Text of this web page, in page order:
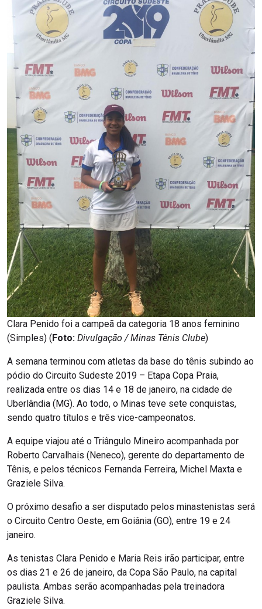
Clara Penido foi a campeã da categoria 18 anos feminino
(Simples) (Foto: Divulgação / Minas Tênis Clube)
A semana terminou com atletas da base do tênis subindo ao
pódio do Circuito Sudeste 2019 – Etapa Copa Praia,
realizada entre os dias 14 e 18 de janeiro, na cidade de
Uberlândia (MG). Ao todo, o Minas teve sete conquistas,
sendo quatro títulos e três vice-campeonatos.
A equipe viajou até o Triângulo Mineiro acompanhada por
Roberto Carvalhais (Neneco), gerente do departamento de
Tênis, e pelos técnicos Fernanda Ferreira, Michel Maxta e
Graziele Silva.
O próximo desafio a ser disputado pelos minastenistas será
o Circuito Centro Oeste, em Goiânia (GO), entre 19 e 24
janeiro.
As tenistas Clara Penido e Maria Reis irão participar, entre
os dias 21 e 26 de janeiro, da Copa São Paulo, na capital
paulista. Ambas serão acompanhadas pela treinadora
Graziele Silva.